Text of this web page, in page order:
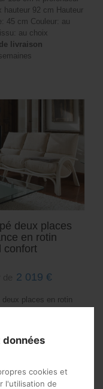
hauteur 92 cm Hauteur
45 cm Couleur: au
au choix
livraison
deux places
en rotin
confort
2 019 €
deux places en rotin
au choix Tissu: au
cookies et
l'utilisation de